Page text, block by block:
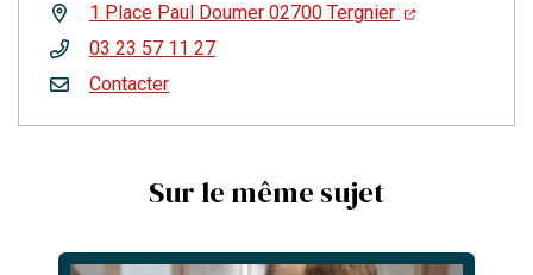
1 Place Paul Doumer 02700 Tergnier
03 23 57 11 27
Contacter
Sur le même sujet